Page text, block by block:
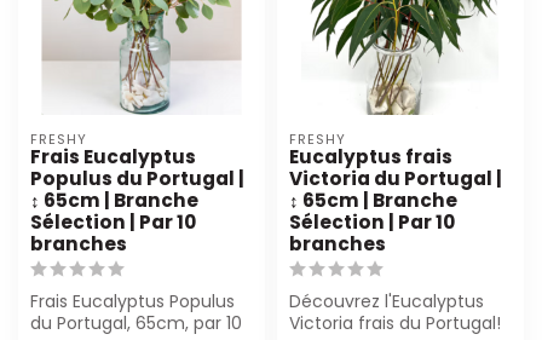
FRESHY
Frais Eucalyptus
Populus du Portugal |
↕ 65cm | Branche
Sélection | Par 10
branches
Frais Eucalyptus Populus
du Portugal, 65cm, par 10
FRESHY
Eucalyptus frais
Victoria du Portugal |
↕ 65cm | Branche
Sélection | Par 10
branches
Découvrez l'Eucalyptus
Victoria frais du Portugal!